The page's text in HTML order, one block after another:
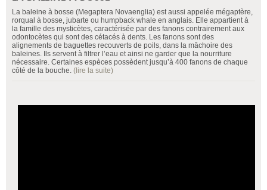
La baleine à bosse (Megaptera Novaenglia) est aussi appelée mégaptère,
rorqual à bosse, jubarte ou humpback whale en anglais. Elle appartient à
la famille des mysticètes, caractérisée par des fanons contrairement aux
odontocètes qui sont des cétacés à dents. Les fanons sont des
alignements de baguettes recouverts de poils, dans la mâchoire des
baleines. Ils servent à filtrer l’eau et ainsi ne garder que la nourriture
nécessaire. Certaines espèces possèdent jusqu’à 400 fanons de chaque
côté de la bouche. (lire la suite)